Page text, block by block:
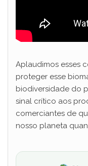
Aplaudimos esses
proteger esse
biodiversidade do
sinal crítico aos
comerciantes de
nosso planeta